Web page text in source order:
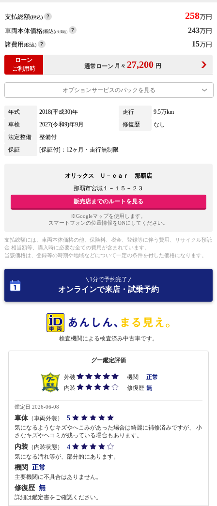
支払総額(税込) 258万円
車両本体価格(税込)(リ済込) 243万円
諸費用(税込) 15万円
ローン
ご利用時
通常ローン 月々 27,200 円
オプションサービスのパックを見る
年式 2018(平成30)年 走行
9.5万km
車検
2027(令和9)年9月 修復歴
なし
法定整備
整備付
保証
[保証付]：12ヶ月・走行無制限
オリックス Ｕ－ｃａｒ 那覇店
那覇市宮城１－１５－２３
販売店までのルートを見る
※Googleマップを使用します。
スマートフォンの位置情報をONにしてください。
支払総額には、車両本体価格の他、保険料、税金、登録等に伴う費用、リサイクル預託
金 相当額等、購入時に必要な全ての費用が含まれています。
当該価格は、登録等の時期や地域などについて一定の条件を付した価格になります。
1分で予約完了
オンラインで来店・試乗予約
検査機関による検査済み中古車です。
グー鑑定評価
外装 機関
正常
内装
修復歴 無
鑑定日 2026-06-08
車体（車両外装） 5
気になるようなキズやへこみがあった場合は綺麗に補修済みですが、 小
さなキズやヘコミが残っている場合もあります。
内装 （内装状態） 4
気になる汚れ等が、部分的にあります。
機関 正常
主要機関に不具合はありません。
修復歴 無
詳細は鑑定書をご確認ください。